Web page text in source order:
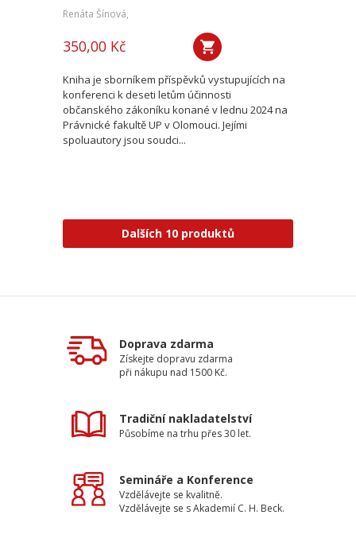
Renáta Šínová,
350,00 Kč
Kniha je sborníkem příspěvků vystupujících na
konferenci k deseti letům účinnosti
občanského zákoníku konané v lednu 2024 na
Právnické fakultě UP v Olomouci. Jejími
spoluautory jsou soudci...
Dalších 10 produktů
Doprava zdarma
Získejte dopravu zdarma
při nákupu nad 1500 Kč.
Tradiční nakladatelství
Působíme na trhu přes 30 let.
Semináře a Konference
Vzdělávejte se kvalitně.
Vzdělávejte se s Akademií C. H. Beck.